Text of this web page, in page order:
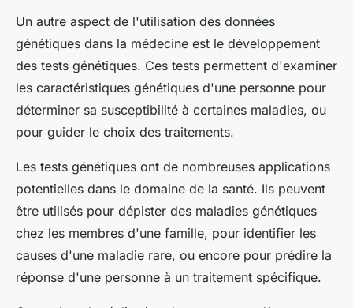
Un autre aspect de l'utilisation des données
génétiques dans la médecine est le développement
des tests génétiques. Ces tests permettent d'examiner
les caractéristiques génétiques d'une personne pour
déterminer sa susceptibilité à certaines maladies, ou
pour guider le choix des traitements.
Les tests génétiques ont de nombreuses applications
potentielles dans le domaine de la santé. Ils peuvent
être utilisés pour dépister des maladies génétiques
chez les membres d'une famille, pour identifier les
causes d'une maladie rare, ou encore pour prédire la
réponse d'une personne à un traitement spécifique.